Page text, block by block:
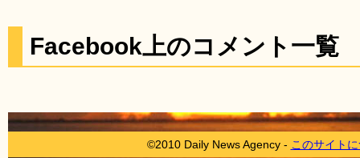
Facebook上のコメント一覧
©2010 Daily News Agency - このサイト